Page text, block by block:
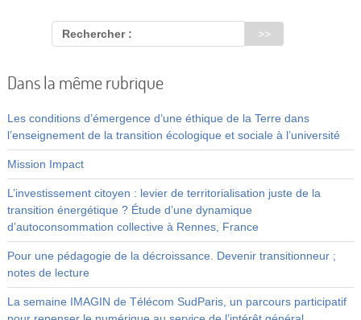
Rechercher :
Dans la même rubrique
Les conditions d’émergence d’une éthique de la Terre dans
l’enseignement de la transition écologique et sociale à l’université
Mission Impact
L’investissement citoyen : levier de territorialisation juste de la
transition énergétique ? Étude d’une dynamique
d’autoconsommation collective à Rennes, France
Pour une pédagogie de la décroissance. Devenir transitionneur ;
notes de lecture
La semaine IMAGIN de Télécom SudParis, un parcours participatif